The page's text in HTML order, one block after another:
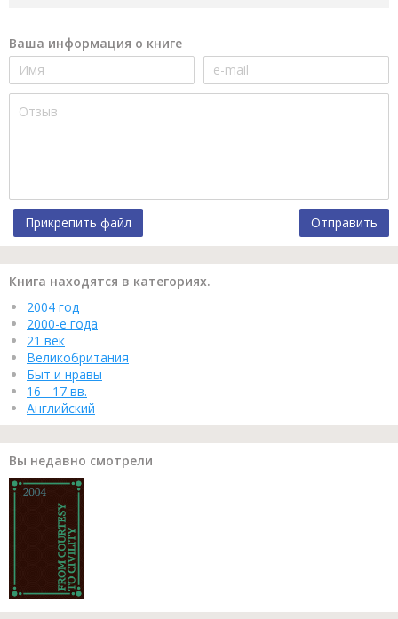
Ваша информация о книге
Прикрепить файл Отправить
Книга находятся в категориях.
2004 год
2000-е года
21 век
Великобритания
Быт и нравы
16 - 17 вв.
Английский
Вы недавно смотрели